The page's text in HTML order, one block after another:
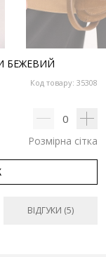
БЕЖЕВИЙ
Код товару: 35308
0
Розмірна сітка
ВІДГУКИ (5)